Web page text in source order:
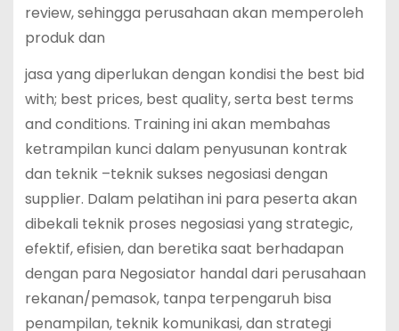
review, sehingga perusahaan akan memperoleh
produk dan
jasa yang diperlukan dengan kondisi the best bid
with; best prices, best quality, serta best terms
and conditions. Training ini akan membahas
ketrampilan kunci dalam penyusunan kontrak
dan teknik –teknik sukses negosiasi dengan
supplier. Dalam pelatihan ini para peserta akan
dibekali teknik proses negosiasi yang strategic,
efektif, efisien, dan beretika saat berhadapan
dengan para Negosiator handal dari perusahaan
rekanan/pemasok, tanpa terpengaruh bisa
penampilan, teknik komunikasi, dan strategi